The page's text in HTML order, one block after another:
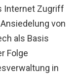
Internet Zugriff
von
als Basis
Folge
in